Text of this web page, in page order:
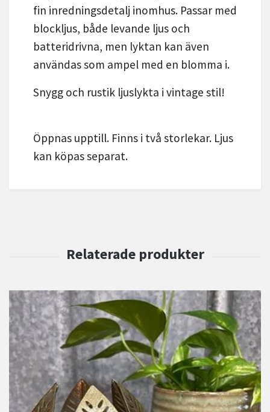
fin inredningsdetalj inomhus. Passar med
blockljus, både levande ljus och
batteridrivna, men lyktan kan även
användas som ampel med en blomma i.
Snygg och rustik ljuslykta i vintage stil!
Öppnas upptill. Finns i två storlekar. Ljus
kan köpas separat.